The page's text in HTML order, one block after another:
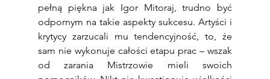
pełną piękna jak Igor Mitoraj, trudno być
odpornym na takie aspekty sukcesu. Artyści i
krytycy zarzucali mu tendencyjność, to, że
sam nie wykonuje całości etapu prac – wszak
od zarania Mistrzowie mieli swoich